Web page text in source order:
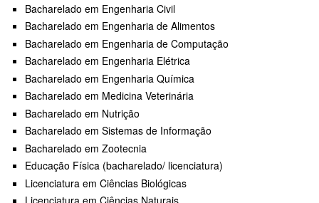
Bacharelado em Engenharia Civil
Bacharelado em Engenharia de Alimentos
Bacharelado em Engenharia de Computação
Bacharelado em Engenharia Elétrica
Bacharelado em Engenharia Química
Bacharelado em Medicina Veterinária
Bacharelado em Nutrição
Bacharelado em Sistemas de Informação
Bacharelado em Zootecnia
Educação Física (bacharelado/ licenciatura)
Licenciatura em Ciências Biológicas